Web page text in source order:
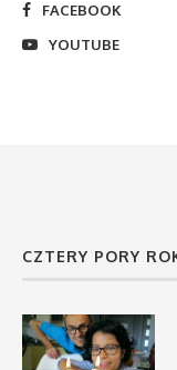
FACEBOOK
YOUTUBE
CZTERY PORY